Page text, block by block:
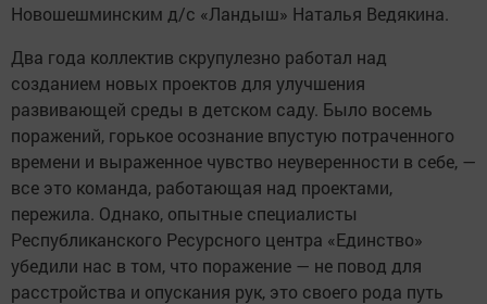
Новошешминским д/с «Ландыш» Наталья Ведякина.
Два года коллектив скрупулезно работал над
созданием новых проектов для улучшения
развивающей среды в детском саду. Было восемь
поражений, горькое осознание впустую потраченного
времени и выраженное чувство неуверенности в себе, —
все это команда, работающая над проектами,
пережила. Однако, опытные специалисты
Республиканского Ресурсного центра «Единство»
убедили нас в том, что поражение — не повод для
расстройства и опускания рук, это своего рода путь